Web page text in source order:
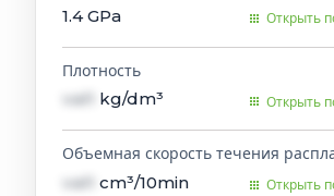
1.4 GPa Открыть
Плотность
val1 kg/dm³ Открыть
Объемная скорость течения
val1 cm³/10min Открыть